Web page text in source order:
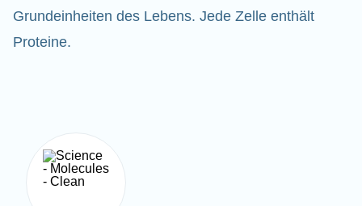
Grundeinheiten des Lebens. Jede Zelle enthält
Proteine.